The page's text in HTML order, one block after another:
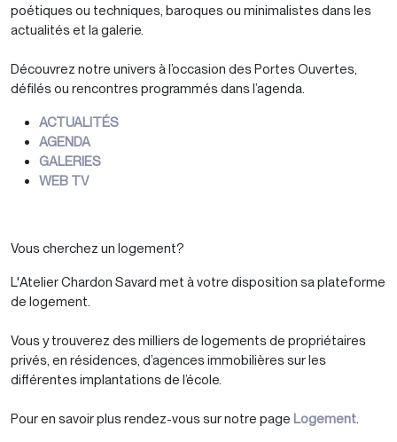
poétiques ou techniques, baroques ou minimalistes dans les
actualités et la galerie.
Découvrez notre univers à l’occasion des Portes Ouvertes,
défilés ou rencontres programmés dans l’agenda.
ACTUALITÉS
AGENDA
GALERIES
WEB TV
Vous cherchez un logement?
L'Atelier Chardon Savard met à votre disposition sa plateforme
de logement.
Vous y trouverez des milliers de logements de propriétaires
privés, en résidences, d’agences immobilières sur les
différentes implantations de l’école.
Pour en savoir plus rendez-vous sur notre page Logement.